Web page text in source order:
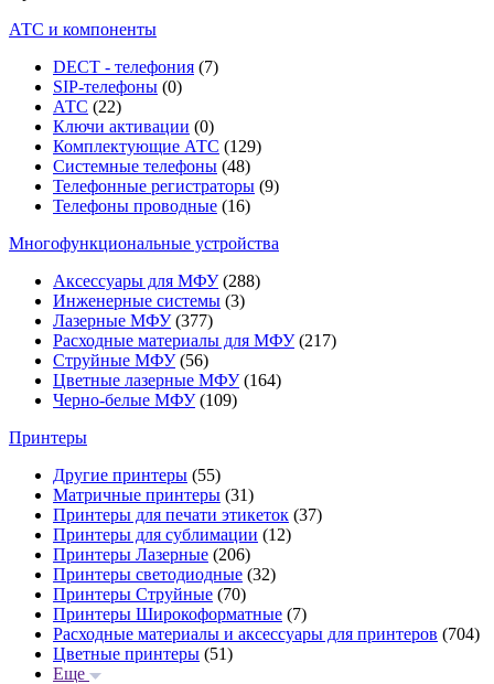
АТС и компоненты
DECT - телефония (7)
SIP-телефоны (0)
АТС (22)
Ключи активации (0)
Комплектующие АТС (129)
Системные телефоны (48)
Телефонные регистраторы (9)
Телефоны проводные (16)
Многофункциональные устройства
Аксессуары для МФУ(288)
Инженерные системы (3)
Лазерные МФУ(377)
Расходные материалы для МФУ(217)
Струйные МФУ(56)
Цветные лазерные МФУ(164)
Черно-белые МФУ(109)
Принтеры
Другие принтеры (55)
Матричные принтеры (31)
Принтеры для печати этикеток (37)
Принтеры для сублимации (12)
Принтеры Лазерные (206)
Принтеры светодиодные (32)
Принтеры Струйные (70)
Принтеры Широкоформатные (7)
Расходные материалы и аксессуары для принтеров (704)
Цветные принтеры (51)
Еще